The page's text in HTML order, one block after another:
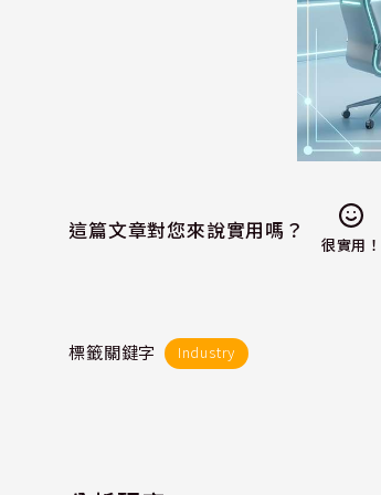
這篇文章對您來說實用嗎？
很實用！
標籤關鍵字 Industry